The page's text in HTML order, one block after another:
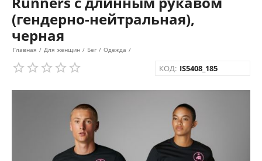
(гендерно-нейтральная),
черная
Главная / Для женщин / Бег / Одежда /
КОД: IS5408_185